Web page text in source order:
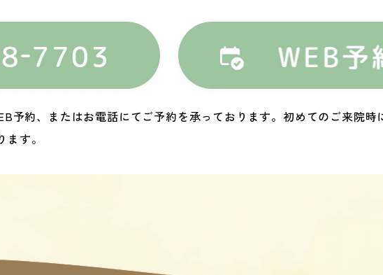
予約、またはお電話にてご予約を承っております。初めてのご来院時
す。